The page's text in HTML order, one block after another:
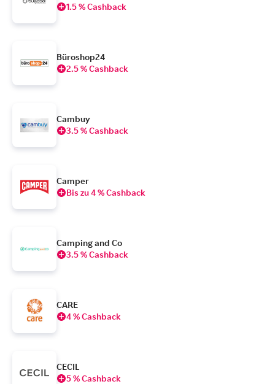
1.5 % Cashback
Büroshop24
2.5 % Cashback
Cambuy
3.5 % Cashback
Camper
Bis zu 4 % Cashback
Camping and Co
3.5 % Cashback
CARE
4 % Cashback
CECIL
5 % Cashback